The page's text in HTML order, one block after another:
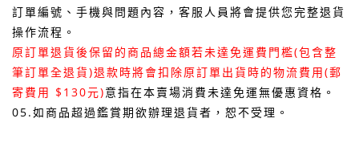
訂單編號、手機與問題內容，客服人員將會提供您完整退貨
操作流程。
原訂單退貨後保留的商品總金額若未達免運費門檻(包含整
筆訂單全退貨)退款時將會扣除原訂單出貨時的物流費用(郵
寄費用 $130元)意指在本賣場消費未達免運無優惠資格。
05.如商品超過鑑賞期欲辦理退貨者，恕不受理。